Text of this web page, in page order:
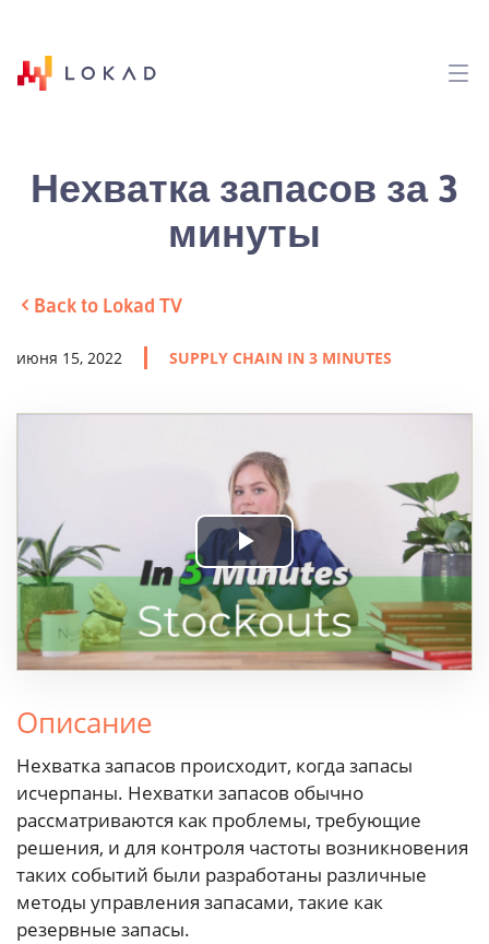
Нехватка запасов за 3
минуты
Back to Lokad TV
июня 15, 2022 SUPPLY CHAIN IN 3 MINUTES
Play
Video
Описание
Нехватка запасов происходит, когда запасы
исчерпаны. Нехватки запасов обычно
рассматриваются как проблемы, требующие
решения, и для контроля частоты возникновения
таких событий были разработаны различные
методы управления запасами, такие как
резервные запасы.